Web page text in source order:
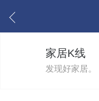
家居K线
发现好家居。